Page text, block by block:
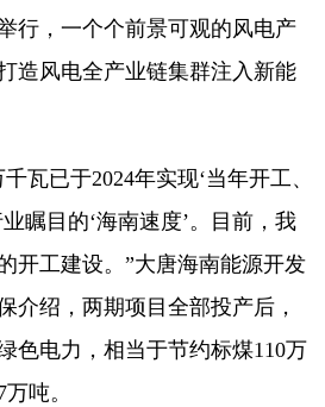
行，一个个前景可观的风电产
造风电全产业链集群注入新能
已于2024年实现‘当年开工、
瞩目的‘海南速度’。目前，我
开工建设。”大唐海南能源开发
介绍，两期项目全部投产后，
色电力，相当于节约标煤110万
吨。